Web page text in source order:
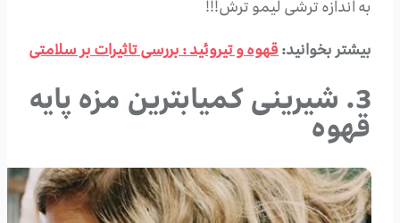
به اندازه ترشی لیمو ترش!!!
بیشتر بخوانید:قهوه و تیروئید : بررسی تاثیرات بر سلامتی
3. شیرینی کمیابترین مزه پایه
قهوه